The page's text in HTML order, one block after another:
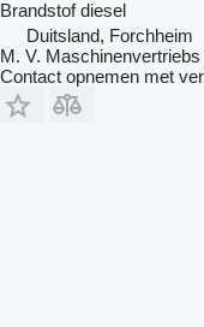
Brandstof diesel
Duitsland, Forchheim
M. V.
Contact opnemen met